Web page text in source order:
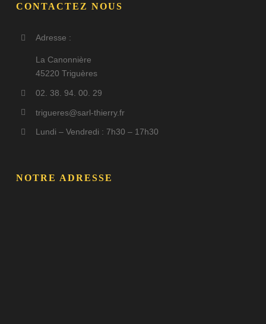
CONTACTEZ NOUS
Adresse :
La Canonnière
45220 Triguères
02. 38. 94. 00. 29
trigueres@sarl-thierry.fr
Lundi – Vendredi : 7h30 – 17h30
NOTRE ADRESSE